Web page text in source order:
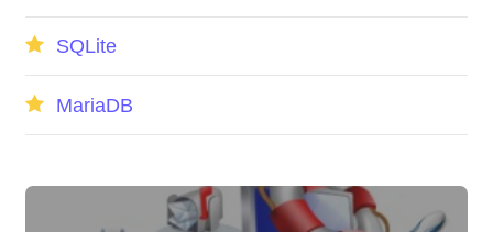
SQLite
MariaDB